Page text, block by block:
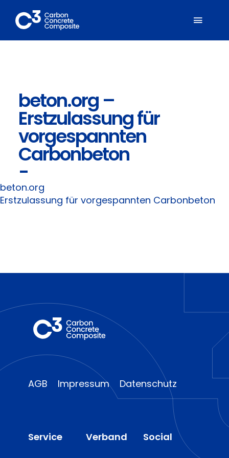
Inhalt
springen
Mitglieder
Fachbereiche
Carbonbeton
Suche
nach:
beton.org –
Erstzulassung für
vorgespannten
Carbonbeton
-
beton.org
Erstzulassung für vorgespannten Carbonbeton
AGB Impressum Datenschutz
Service Verband Social